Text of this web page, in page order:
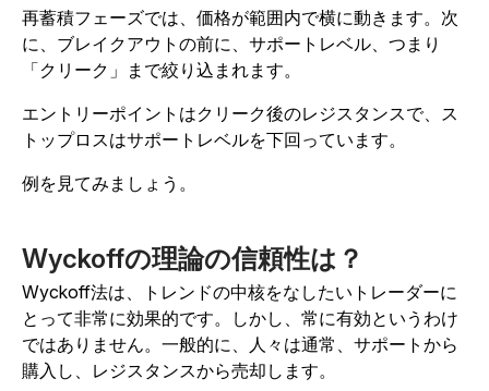
再蓄積フェーズでは、価格が範囲内で横に動きます。次
に、ブレイクアウトの前に、サポートレベル、つまり
「クリーク」まで絞り込まれます。
エントリーポイントはクリーク後のレジスタンスで、ス
トップロスはサポートレベルを下回っています。
例を見てみましょう。
Wyckoffの理論の信頼性は？
Wyckoff法は、トレンドの中核をなしたいトレーダーに
とって非常に効果的です。しかし、常に有効というわけ
ではありません。一般的に、人々は通常、サポートから
購入し、レジスタンスから売却します。